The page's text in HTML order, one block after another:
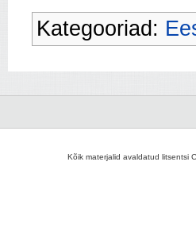
Kategooriad:
Kõik materjalid avaldatud litsentsi